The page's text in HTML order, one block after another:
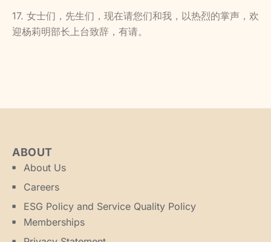
17. 女士们，先生们，现在请您们和我，以热烈的掌声，欢
迎杨莉明部长上台致辞，有请。
ABOUT
About Us
Careers
ESG Policy and Service Quality Policy
Memberships